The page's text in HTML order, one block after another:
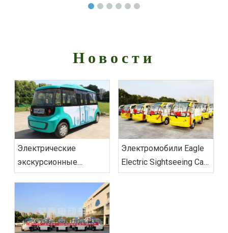
Новости
Электрические
экскурсионные
автомобили Eagle
городской
мобильности с
Электромобили Eagle
Electric Sightseeing Cars
доставили заказ во